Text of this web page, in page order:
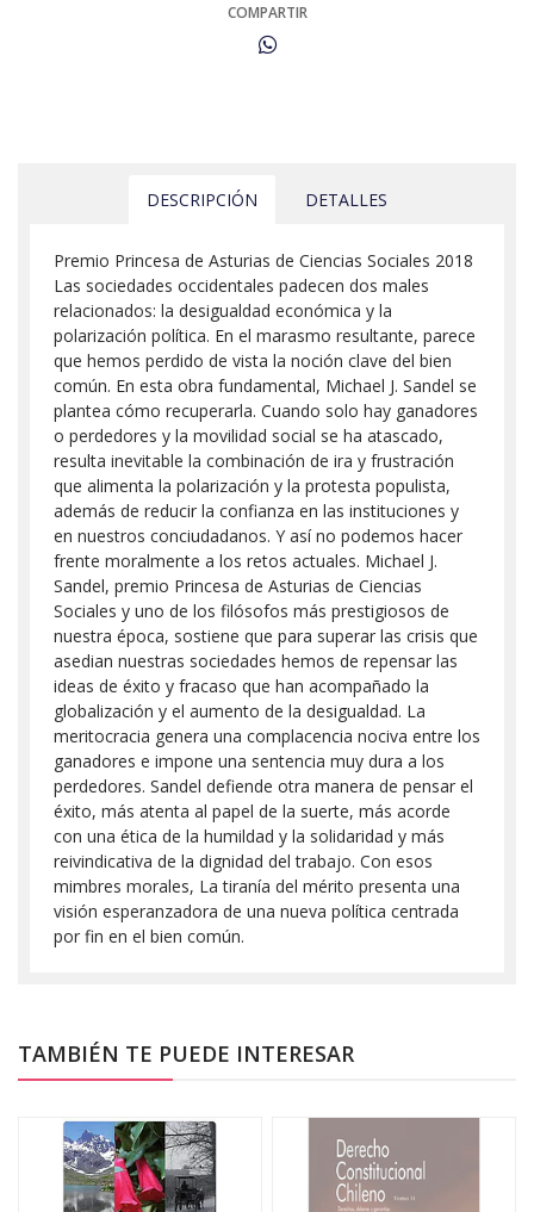
COMPARTIR
DESCRIPCIÓN DETALLES
Premio Princesa de Asturias de Ciencias Sociales 2018
Las sociedades occidentales padecen dos males
relacionados: la desigualdad económica y la
polarización política. En el marasmo resultante, parece
que hemos perdido de vista la noción clave del bien
común. En esta obra fundamental, Michael J. Sandel se
plantea cómo recuperarla. Cuando solo hay ganadores
o perdedores y la movilidad social se ha atascado,
resulta inevitable la combinación de ira y frustración
que alimenta la polarización y la protesta populista,
además de reducir la confianza en las instituciones y
en nuestros conciudadanos. Y así no podemos hacer
frente moralmente a los retos actuales. Michael J.
Sandel, premio Princesa de Asturias de Ciencias
Sociales y uno de los filósofos más prestigiosos de
nuestra época, sostiene que para superar las crisis que
asedian nuestras sociedades hemos de repensar las
ideas de éxito y fracaso que han acompañado la
globalización y el aumento de la desigualdad. La
meritocracia genera una complacencia nociva entre los
ganadores e impone una sentencia muy dura a los
perdedores. Sandel defiende otra manera de pensar el
éxito, más atenta al papel de la suerte, más acorde
con una ética de la humildad y la solidaridad y más
reivindicativa de la dignidad del trabajo. Con esos
mimbres morales, La tiranía del mérito presenta una
visión esperanzadora de una nueva política centrada
por fin en el bien común.
TAMBIÉN TE PUEDE INTERESAR